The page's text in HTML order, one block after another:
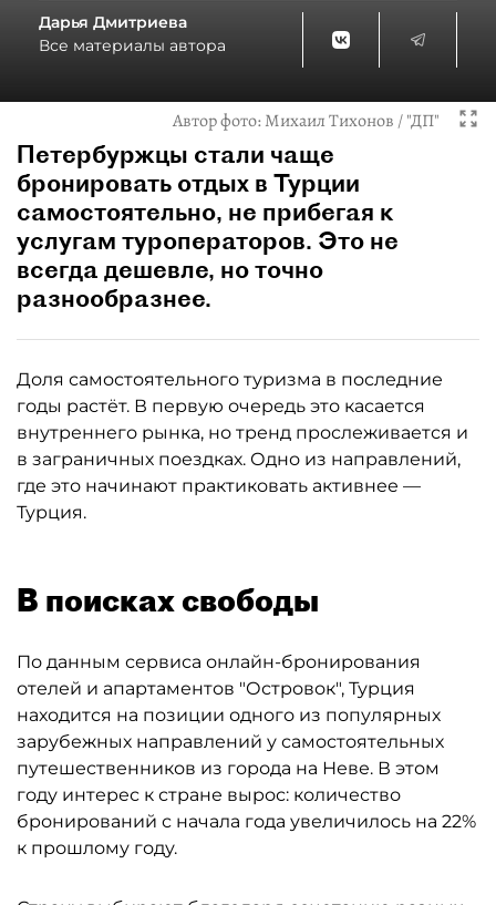
Дарья Дмитриева
Все материалы автора
Автор фото:Михаил Тихонов / "ДП"
Петербуржцы стали чаще
бронировать отдых в Турции
самостоятельно, не прибегая к
услугам туроператоров. Это не
всегда дешевле, но точно
разнообразнее.
Доля самостоятельного туризма в последние
годы растёт. В первую очередь это касается
внутреннего рынка, но тренд прослеживается и
в заграничных поездках. Одно из направлений,
где это начинают практиковать активнее —
Турция.
В поисках свободы
По данным сервиса онлайн-бронирования
отелей и апартаментов "Островок", Турция
находится на позиции одного из популярных
зарубежных направлений у самостоятельных
путешественников из города на Неве. В этом
году интерес к стране вырос: количество
бронирований с начала года увеличилось на 22%
к прошлому году.